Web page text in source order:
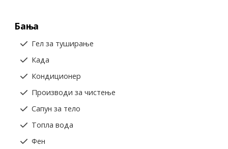
Бања
Гел за туширање
Када
Кондиционер
Производи за чистење
Сапун за тело
Топла вода
Фен